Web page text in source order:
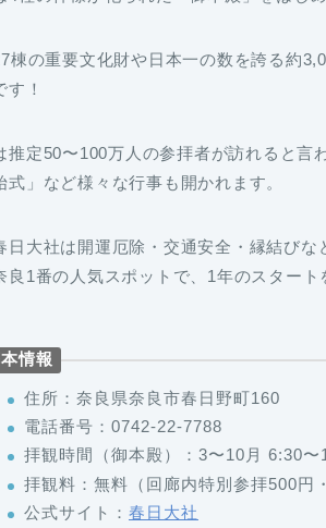
棟の重要文化財や日本一の数を誇る約
す！
推定50〜100万人の参拝者が訪れると言
式」など様々な行事も開かれます。
日大社は開運厄除・交通安全・縁結び
良1番の人気スポットで、1年のスター
情報
住所：奈良県奈良市春日野町160
電話番号：0742-22-7788
拝観時間（御本殿）：3〜10月 6:30
拝観料：無料（回廊内特別参拝500円
公式サイト： 春日大社